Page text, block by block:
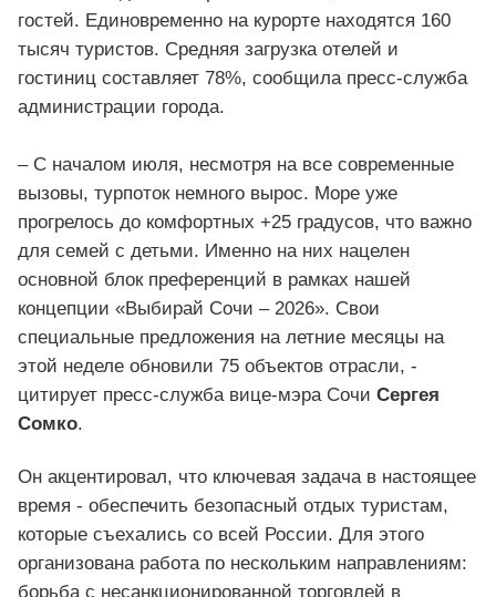
гостей. Единовременно на курорте находятся 160
тысяч туристов. Средняя загрузка отелей и
гостиниц составляет 78%, сообщила пресс-служба
администрации города.
– С началом июля, несмотря на все современные
вызовы, турпоток немного вырос. Море уже
прогрелось до комфортных +25 градусов, что важно
для семей с детьми. Именно на них нацелен
основной блок преференций в рамках нашей
концепции «Выбирай Сочи – 2026». Свои
специальные предложения на летние месяцы на
этой неделе обновили 75 объектов отрасли, -
цитирует пресс-служба вице-мэра Сочи Сергея
Сомко.
Он акцентировал, что ключевая задача в настоящее
время - обеспечить безопасный отдых туристам,
которые съехались со всей России. Для этого
организована работа по нескольким направлениям:
борьба с несанкционированной торговлей в